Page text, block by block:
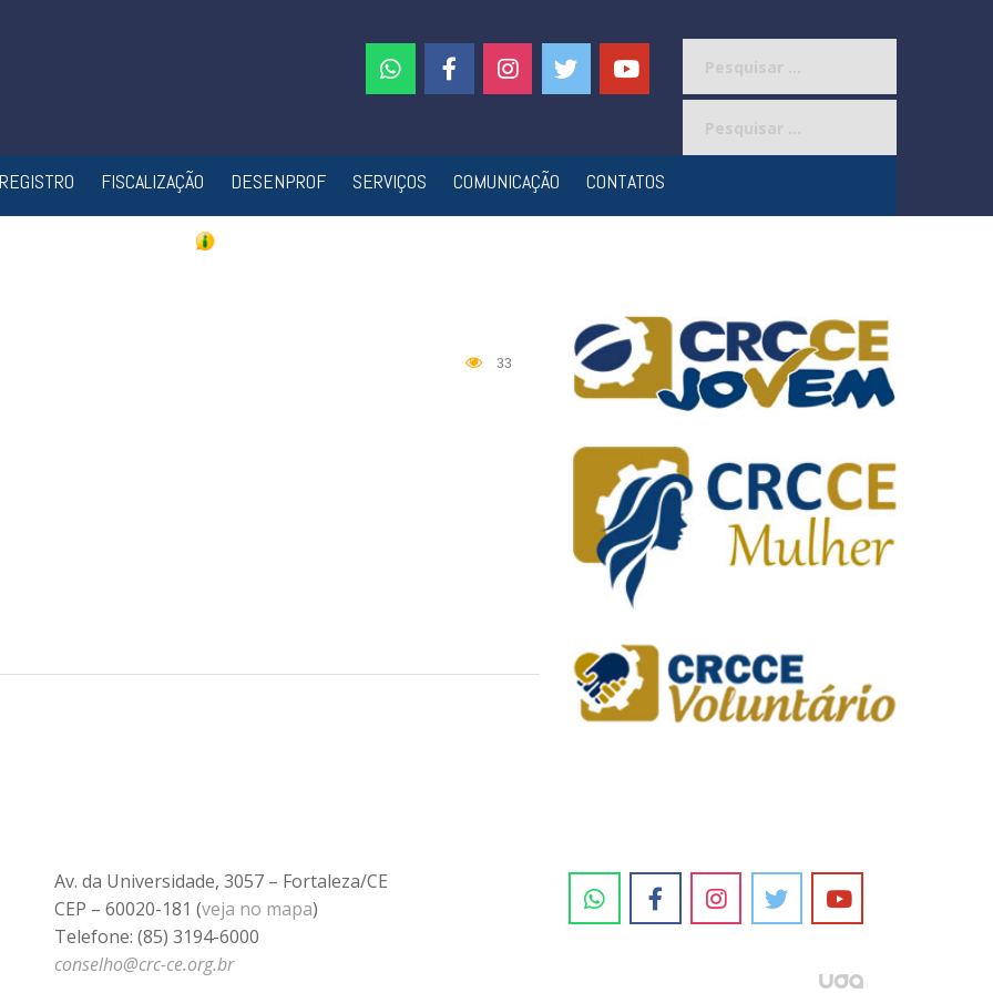
REGISTRO FISCALIZAÇÃO DESENPROF SERVIÇOS COMUNICAÇÃO CONTATOS
33
Av. da Universidade, 3057 – Fortaleza/CE
CEP – 60020-181 (veja no mapa)
Telefone: (85) 3194-6000
conselho@crc-ce.org.br